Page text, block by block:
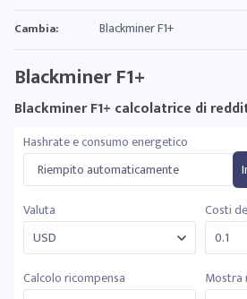
Cambia:
Blackminer F1+
Blackminer F1+ calcolatrice di
Hashrate e consumo energetico
Riempito automaticamente
Valuta
Costi
Calcolo ricompensa
Mostra